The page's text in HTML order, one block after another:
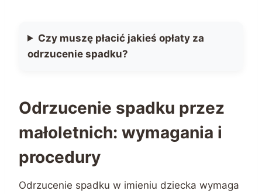
Czy muszę płacić jakieś opłaty za
odrzucenie spadku?
Odrzucenie spadku przez
małoletnich: wymagania i
procedury
Odrzucenie spadku w imieniu dziecka wymaga